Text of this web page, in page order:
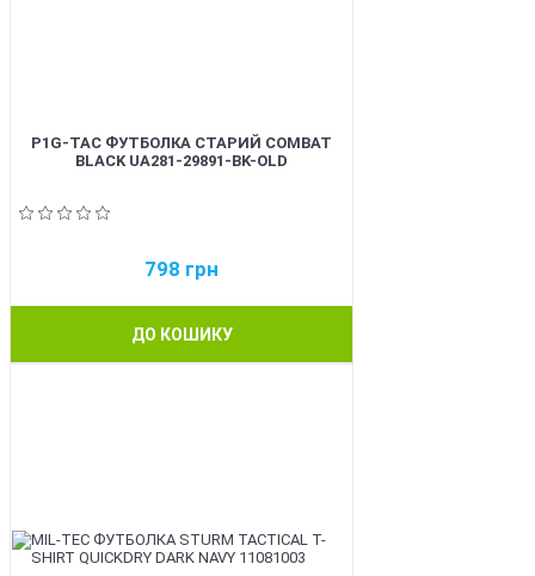
P1G-TAC ФУТБОЛКА СТАРИЙ COMBAT
BLACK UA281-29891-BK-OLD
798 грн
ДО КОШИКУ